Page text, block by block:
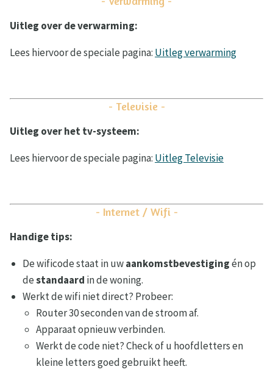
Uitleg over de verwarming:
Lees hiervoor de speciale pagina: Uitleg verwarming
- Televisie -
Uitleg over het tv-systeem:
Lees hiervoor de speciale pagina: Uitleg Televisie
- Internet / Wifi -
Handige tips:
De wificode staat in uwaankomstbevestigingén op
destandaard in de woning.
Werkt de wifi niet direct? Probeer:
Router 30 seconden van de stroom af.
Apparaat opnieuw verbinden.
Werkt de code niet? Check of u hoofdletters en
kleine letters goed gebruikt heeft.